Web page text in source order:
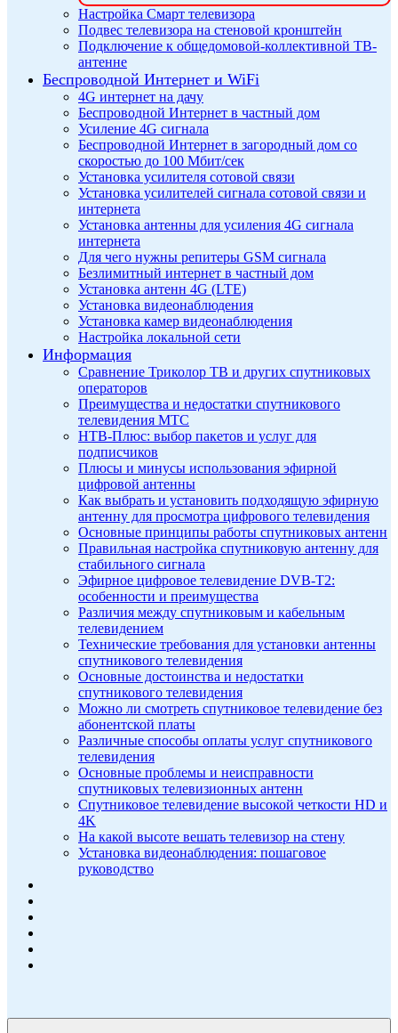
Настройка Смарт телевизора
Подвес телевизора на стеновой кронштейн
Подключение к общедомовой-коллективной ТВ-
антенне
Беспроводной Интернет и WiFi
4G интернет на дачу
Беспроводной Интернет в частный дом
Усиление 4G сигнала
Беспроводной Интернет в загородный дом со
скоростью до 100 Мбит/сек
Установка усилителя сотовой связи
Установка усилителей сигнала сотовой связи и
интернета
Установка антенны для усиления 4G сигнала
интернета
Для чего нужны репитеры GSM сигнала
Безлимитный интернет в частный дом
Установка антенн 4G (LTE)
Установка видеонаблюдения
Установка камер видеонаблюдения
Настройка локальной сети
Информация
Сравнение Триколор ТВ и других спутниковых
операторов
Преимущества и недостатки спутникового
телевидения МТС
НТВ-Плюс: выбор пакетов и услуг для
подписчиков
Плюсы и минусы использования эфирной
цифровой антенны
Как выбрать и установить подходящую эфирную
антенну для просмотра цифрового телевидения
Основные принципы работы спутниковых антенн
Правильная настройка спутниковую антенну для
стабильного сигнала
Эфирное цифровое телевидение DVB-T2:
особенности и преимущества
Различия между спутниковым и кабельным
телевидением
Технические требования для установки антенны
спутникового телевидения
Основные достоинства и недостатки
спутникового телевидения
Можно ли смотреть спутниковое телевидение без
абонентской платы
Различные способы оплаты услуг спутникового
телевидения
Основные проблемы и неисправности
спутниковых телевизионных антенн
Спутниковое телевидение высокой четкости HD и
4K
На какой высоте вешать телевизор на стену
Установка видеонаблюдения: пошаговое
руководство